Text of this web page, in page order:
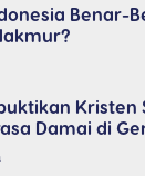
Benar-
Kristen
Damai di